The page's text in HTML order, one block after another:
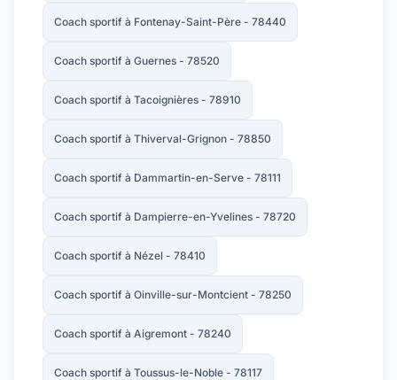
Coach sportif à Fontenay-Saint-Père - 78440
Coach sportif à Guernes - 78520
Coach sportif à Tacoignières - 78910
Coach sportif à Thiverval-Grignon - 78850
Coach sportif à Dammartin-en-Serve - 78111
Coach sportif à Dampierre-en-Yvelines - 78720
Coach sportif à Nézel - 78410
Coach sportif à Oinville-sur-Montcient - 78250
Coach sportif à Aigremont - 78240
Coach sportif à Toussus-le-Noble - 78117